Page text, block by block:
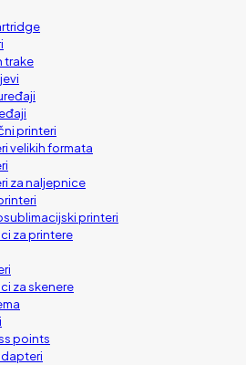
trake
printeri
velikih formata
za naljepnice
printeri
za printere
za skenere
points